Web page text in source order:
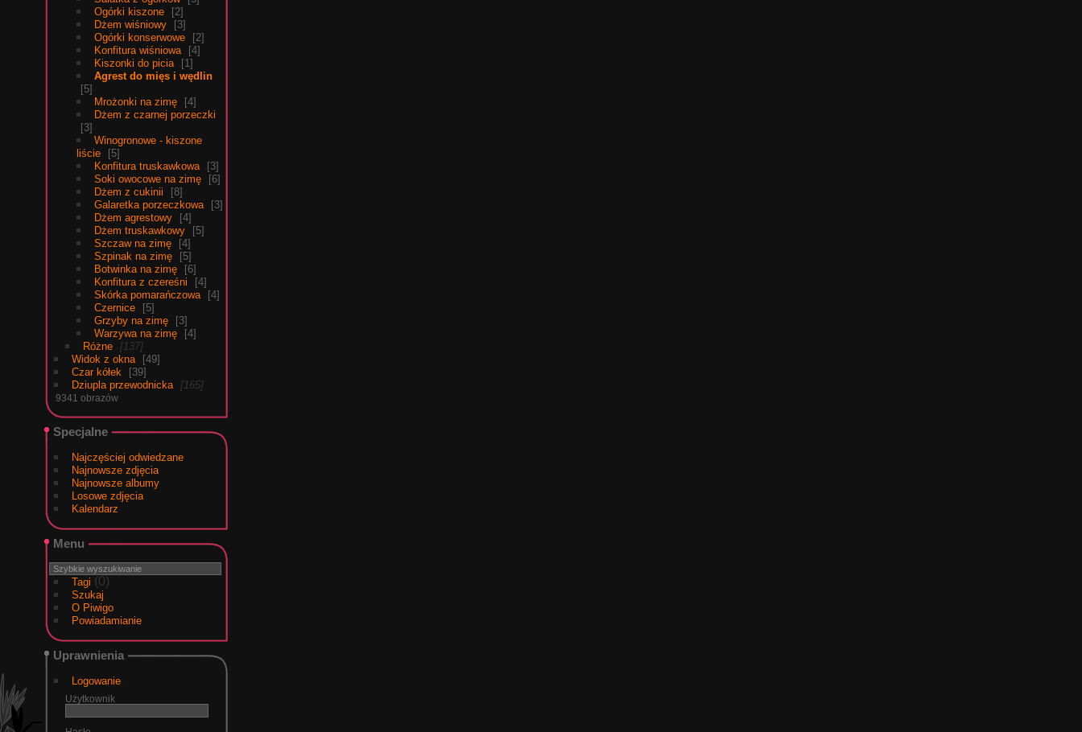
Ogórki kiszone
2
Dżem wiśniowy
3
Ogórki konserwowe
2
Konfitura wiśniowa
4
Kiszonki do picia
1
Agrest do mięs i wędlin
5
Mrożonki na zimę
4
Dżem z czarnej porzeczki
3
Winogronowe - kiszone
liście
5
Konfitura truskawkowa
3
Soki owocowe na zimę
6
Dżem z cukinii
8
Galaretka porzeczkowa
3
Dżem agrestowy
4
Dżem truskawkowy
5
Szczaw na zimę
4
Szpinak na zimę
5
Botwinka na zimę
6
Konfitura z czereśni
4
Skórka pomarańczowa
4
Czernice
5
Grzyby na zimę
3
Warzywa na zimę
4
Różne
137
Widok z okna
49
Czar kółek
39
Dziupla przewodnicka
165
9341 obrazów
Specjalne
Najczęściej odwiedzane
Najnowsze zdjęcia
Najnowsze albumy
Losowe zdjęcia
Kalendarz
Menu
Tagi (0)
Szukaj
O Piwigo
Powiadamianie
Uprawnienia
Logowanie
Użytkownik